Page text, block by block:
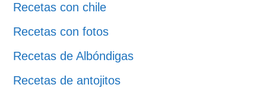
Recetas con chile
Recetas con fotos
Recetas de Albóndigas
Recetas de antojitos